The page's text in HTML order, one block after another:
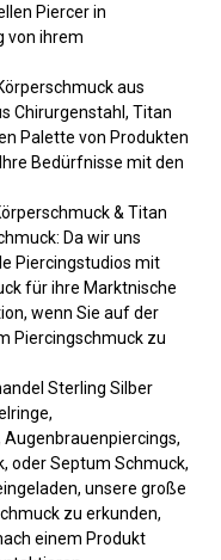
Piercer in
von ihrem
aus
Chirurgenstahl, Titan
Palette von Produkten
Bedürfnisse mit den
& Titan
Da wir uns
Piercingstudios mit
für ihre Marktnische
wenn Sie auf der
Piercingschmuck zu
Sterling Silber
oder Septum Schmuck,
unsere große
zu erkunden,
einem Produkt